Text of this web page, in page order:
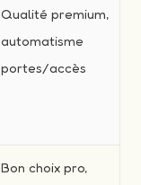
Qualité premium,
automatisme
portes/accès
Bon choix pro,